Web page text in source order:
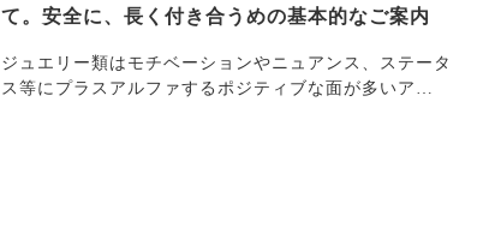
て。安全に、長く付き合うめの基本的なご案内
ジュエリー類はモチベーションやニュアンス、ステータ
ス等にプラスアルファするポジティブな面が多いア